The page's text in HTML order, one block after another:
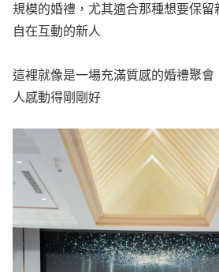
規模的婚禮，尤其適合那種想要保
自在互動的新人
這裡就像是一場充滿質感的婚禮聚
人感動得剛剛好